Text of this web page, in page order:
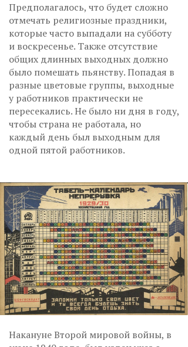
Предполагалось, что будет сложно
отмечать религиозные праздники,
которые часто выпадали на субботу
и воскресенье. Также отсутствие
общих длинных выходных должно
было помешать пьянству. Попадая в
разные цветовые группы, выходные
у работников практически не
пересекались. Не было ни дня в году,
чтобы страна не работала, но
каждый день был выходным для
одной пятой работников.
Накануне Второй мировой войны, в